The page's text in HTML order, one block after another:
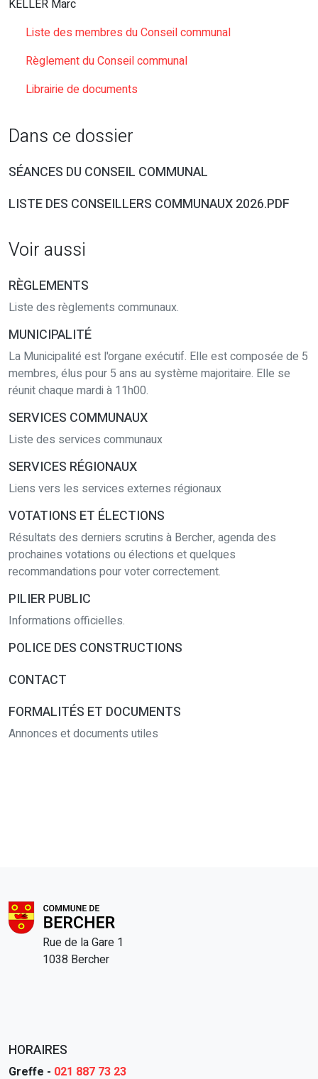
KELLER Marc
Liste des membres du Conseil communal
Règlement du Conseil communal
Librairie de documents
Dans ce dossier
SÉANCES DU CONSEIL COMMUNAL
LISTE DES CONSEILLERS COMMUNAUX 2026.PDF
Voir aussi
RÈGLEMENTS
Liste des règlements communaux.
MUNICIPALITÉ
La Municipalité est l'organe exécutif. Elle est composée de 5
membres, élus pour 5 ans au système majoritaire. Elle se
réunit chaque mardi à 11h00.
SERVICES COMMUNAUX
Liste des services communaux
SERVICES RÉGIONAUX
Liens vers les services externes régionaux
VOTATIONS ET ÉLECTIONS
Résultats des derniers scrutins à Bercher, agenda des
prochaines votations ou élections et quelques
recommandations pour voter correctement.
PILIER PUBLIC
Informations officielles.
POLICE DES CONSTRUCTIONS
CONTACT
FORMALITÉS ET DOCUMENTS
Annonces et documents utiles
Rue de la Gare 1
1038 Bercher
HORAIRES
Greffe - 021 887 73 23